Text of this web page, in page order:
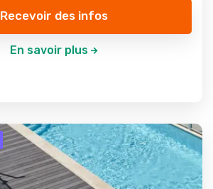
Recevoir des infos
En savoir plus